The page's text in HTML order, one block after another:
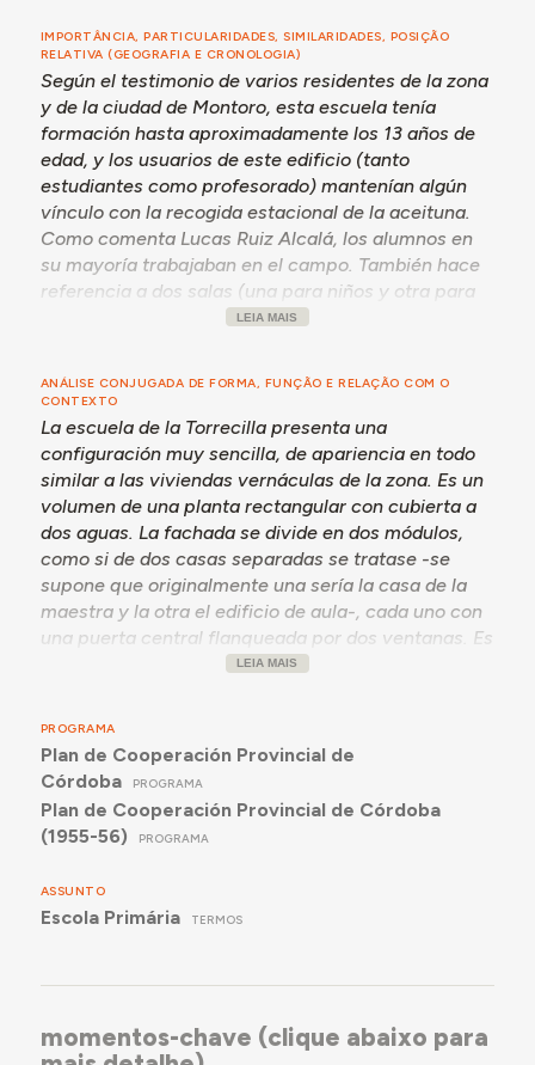
IMPORTÂNCIA, PARTICULARIDADES, SIMILARIDADES, POSIÇÃO
RELATIVA (GEOGRAFIA E CRONOLOGIA)
Según el testimonio de varios residentes de la zona
y de la ciudad de Montoro, esta escuela tenía
formación hasta aproximadamente los 13 años de
edad, y los usuarios de este edificio (tanto
estudiantes como profesorado) mantenían algún
vínculo con la recogida estacional de la aceituna.
Como comenta Lucas Ruiz Alcalá, los alumnos en
su mayoría trabajaban en el campo. También hace
referencia a dos salas (una para niños y otra para
niñas) y dos viviendas para profesores que se
recuerda que una profesora prefirió alquilar una
habitación privada en vez de dormir en la casa de la
maestra, pues sentía soledad en dicho edificio.
Para más información sobre las microescuelas de
Montoro, consultar la escuela coetánea del
Risquilloo las microescuelas construidas en los
años siguientes deLa Fuensanta,Charco del
Novillo,La EncarnadayCasillas.
LEIA MAIS
ANÁLISE CONJUGADA DE FORMA, FUNÇÃO E RELAÇÃO COM O
CONTEXTO
La escuela de la Torrecilla presenta una
configuración muy sencilla, de apariencia en todo
similar a las viviendas vernáculas de la zona. Es un
volumen de una planta rectangular con cubierta a
dos aguas. La fachada se divide en dos módulos,
como si de dos casas separadas se tratase -se
supone que originalmente una sería la casa de la
maestra y la otra el edificio de aula-, cada uno con
una puerta central flanqueada por dos ventanas. Es
de notar el contraste del uso de un estilo de
en ese mismo año de 1957.
LEIA MAIS
PROGRAMA
Plan de Cooperación Provincial de
Córdoba
PROGRAMA
Plan de Cooperación Provincial de Córdoba
(1955-56)
PROGRAMA
ASSUNTO
Escola Primária TERMOS
momentos-chave (clique abaixo para